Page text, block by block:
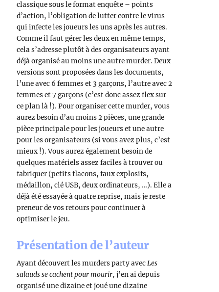
classique sous le format enquête – points
d’action, l’obligation de lutter contre le virus
qui infecte les joueurs les uns après les autres.
Comme il faut gérer les deux en même temps,
cela s’adresse plutôt à des organisateurs ayant
déjà organisé au moins une autre murder. Deux
versions sont proposées dans les documents,
l’une avec 6 femmes et 3 garçons, l’autre avec 2
femmes et 7 garçons (c’est donc assez flex sur
ce plan là !). Pour organiser cette murder, vous
aurez besoin d’au moins 2 pièces, une grande
pièce principale pour les joueurs et une autre
pour les organisateurs (si vous avez plus, c’est
mieux !). Vous aurez également besoin de
quelques matériels assez faciles à trouver ou
fabriquer (petits flacons, faux explosifs,
médaillon, clé USB, deux ordinateurs, …). Elle a
déjà été essayée à quatre reprise, mais je reste
preneur de vos retours pour continuer à
optimiser le jeu.
Présentation de l’auteur
Ayant découvert les murders party avecLes
salauds se cachent pour mourir, j’en ai depuis
organisé une dizaine et joué une dizaine